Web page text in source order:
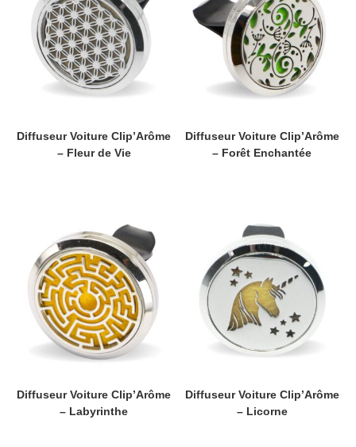
Diffuseur Voiture Clip’Arôme
– Fleur de Vie
Diffuseur Voiture Clip’Arôme
– Forêt Enchantée
Diffuseur Voiture Clip’Arôme
– Labyrinthe
Diffuseur Voiture Clip’Arôme
– Licorne